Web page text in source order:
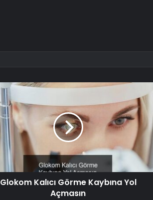
Glokom Kalıcı Görme Kaybına Yol
Açmasın